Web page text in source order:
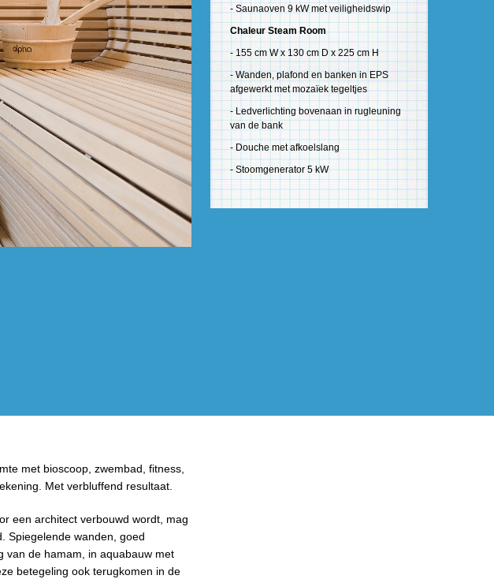
- Saunaoven 9 kW met veiligheidswip
Chaleur Steam Room
- 155 cm W x 130 cm D x 225 cm H
- Wanden, plafond en banken in EPS
afgewerkt met mozaïek tegeltjes
- Ledverlichting bovenaan in rugleuning
van de bank
- Douche met afkoelslang
- Stoomgenerator 5 kW
met bioscoop, zwembad, fitness,
Met verbluffend resultaat.
een architect verbouwd wordt, mag
Spiegelende wanden, goed
van de hamam, in aquabauw met
betegeling ook terugkomen in de